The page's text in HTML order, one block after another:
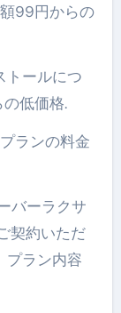
99円からの
トールにつ
の低価格.
ランの料金
バーラクサ
契約いただ
プラン内容